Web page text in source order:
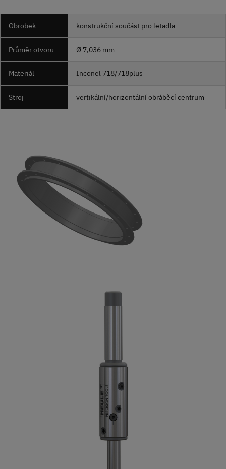
Obrobek konstrukční součást pro letadla
Průměr otvoru Ø 7,036 mm
Materiál Inconel 718/718plus
Stroj vertikální/horizontální obráběcí centrum